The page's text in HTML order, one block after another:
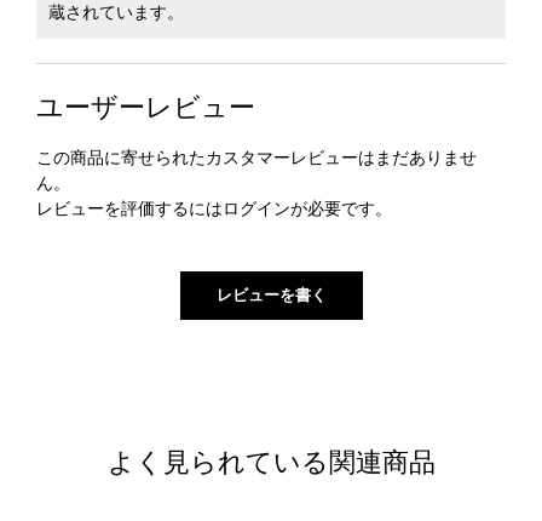
蔵されています。
ユーザーレビュー
この商品に寄せられたカスタマーレビューはまだありませ
ん。
レビューを評価するには ログインが必要です。
よく見られている関連商品